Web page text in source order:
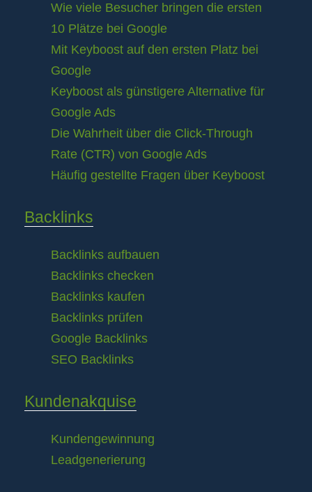
Wie viele Besucher bringen die ersten
10 Plätze bei Google
Mit Keyboost auf den ersten Platz bei
Google
Keyboost als günstigere Alternative für
Google Ads
Die Wahrheit über die Click-Through
Rate (CTR) von Google Ads
Häufig gestellte Fragen über Keyboost
Backlinks
Backlinks aufbauen
Backlinks checken
Backlinks kaufen
Backlinks prüfen
Google Backlinks
SEO Backlinks
Kundenakquise
Kundengewinnung
Leadgenerierung